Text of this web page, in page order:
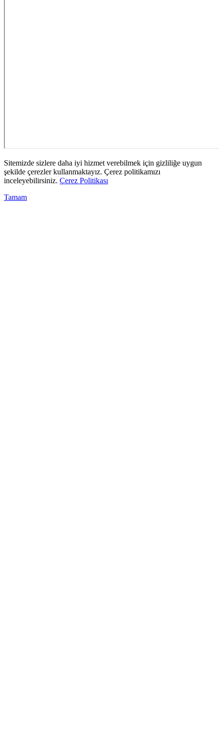
Sitemizde sizlere daha iyi hizmet verebilmek için gizliliğe uygun
şekilde çerezler kullanmaktayız. Çerez politikamızı
inceleyebilirsiniz. Çerez Politikası
Tamam